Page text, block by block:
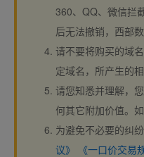
360、QQ、微信拦
后无法撤销，西部
请不要将购买的域
定域名，所产生的
请您知悉并理解，
何其它附加价值。
为避免不必要的纠
议》
《一口价交易